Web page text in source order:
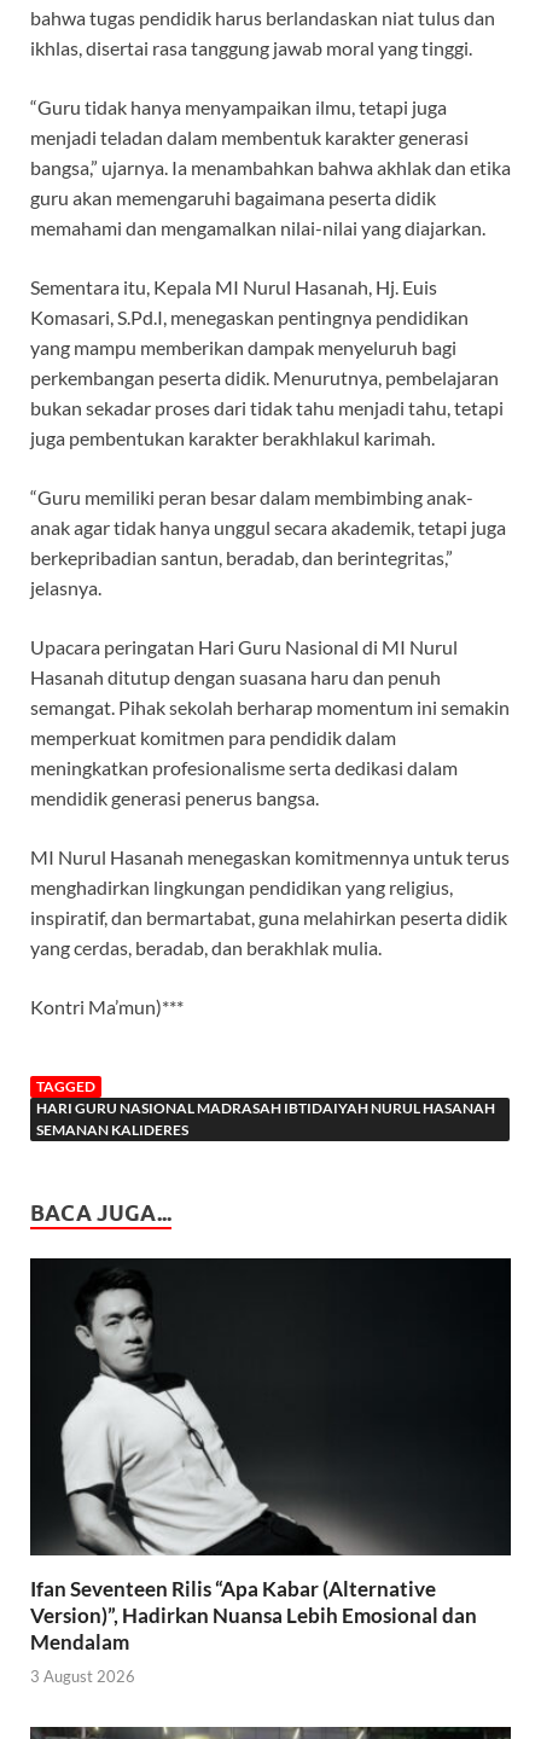
bahwa tugas pendidik harus berlandaskan niat tulus dan
ikhlas, disertai rasa tanggung jawab moral yang tinggi.
“Guru tidak hanya menyampaikan ilmu, tetapi juga
menjadi teladan dalam membentuk karakter generasi
bangsa,” ujarnya. Ia menambahkan bahwa akhlak dan etika
guru akan memengaruhi bagaimana peserta didik
memahami dan mengamalkan nilai-nilai yang diajarkan.
Sementara itu, Kepala MI Nurul Hasanah, Hj. Euis
Komasari, S.Pd.I, menegaskan pentingnya pendidikan
yang mampu memberikan dampak menyeluruh bagi
perkembangan peserta didik. Menurutnya, pembelajaran
bukan sekadar proses dari tidak tahu menjadi tahu, tetapi
juga pembentukan karakter berakhlakul karimah.
“Guru memiliki peran besar dalam membimbing anak-
anak agar tidak hanya unggul secara akademik, tetapi juga
berkepribadian santun, beradab, dan berintegritas,”
jelasnya.
Upacara peringatan Hari Guru Nasional di MI Nurul
Hasanah ditutup dengan suasana haru dan penuh
semangat. Pihak sekolah berharap momentum ini semakin
memperkuat komitmen para pendidik dalam
meningkatkan profesionalisme serta dedikasi dalam
mendidik generasi penerus bangsa.
MI Nurul Hasanah menegaskan komitmennya untuk terus
menghadirkan lingkungan pendidikan yang religius,
inspiratif, dan bermartabat, guna melahirkan peserta didik
yang cerdas, beradab, dan berakhlak mulia.
Kontri Ma’mun)***
TAGGED
HARI GURU NASIONAL MADRASAH IBTIDAIYAH NURUL HASANAH
SEMANAN KALIDERES
BACA JUGA...
Ifan Seventeen Rilis “Apa Kabar (Alternative
Version)”, Hadirkan Nuansa Lebih Emosional dan
Mendalam
3 August 2026